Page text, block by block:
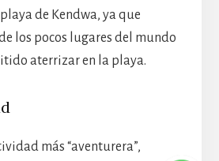
de Kendwa, ya que
los pocos lugares del mundo
aterrizar en la playa.
más “aventurera”,